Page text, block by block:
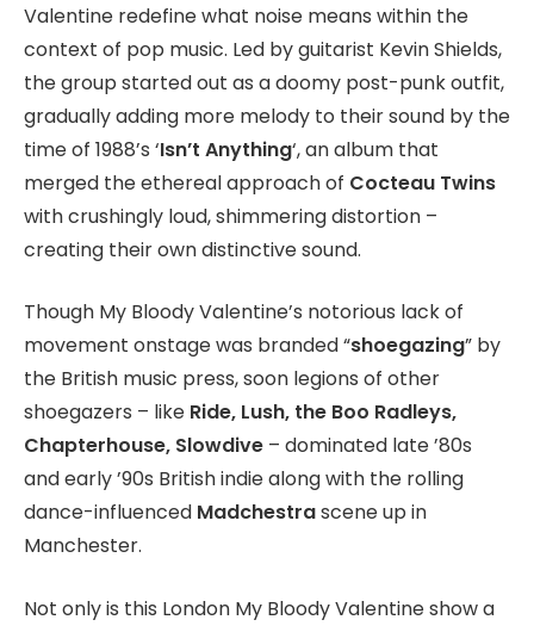
Valentine redefine what noise means within the
context of pop music. Led by guitarist Kevin Shields,
the group started out as a doomy post-punk outfit,
gradually adding more melody to their sound by the
time of 1988’s ‘Isn’t Anything‘, an album that
merged the ethereal approach of Cocteau Twins
with crushingly loud, shimmering distortion –
creating their own distinctive sound.
Though My Bloody Valentine’s notorious lack of
movement onstage was branded “shoegazing” by
the British music press, soon legions of other
shoegazers – like Ride, Lush, the Boo Radleys,
Chapterhouse, Slowdive – dominated late ’80s
and early ’90s British indie along with the rolling
dance-influenced Madchestrascene up in
Manchester.
Not only is this London My Bloody Valentine show a